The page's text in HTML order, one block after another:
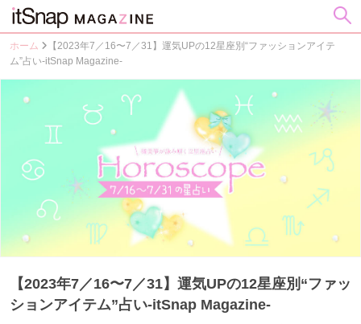
ホーム
【2023年7／16〜7／31】運気UPの12星座別“ファッションアイテ
ム”占い-itSnap Magazine-
【2023年7／16〜7／31】運気UPの12星座別“ファッ
ションアイテム”占い-itSnap Magazine-